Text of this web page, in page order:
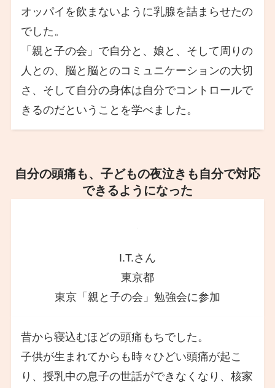
オッパイを飲まないように乳腺を詰まらせたの
でした。
「親と子の会」で自分と、娘と、そして周りの
人との、脳と脳とのコミュニケーションの大切
さ、そして自分の身体は自分でコントロールで
きるのだということを学べました。
自分の頭痛も、子どもの夜泣きも自分で対応
できるようになった
I.T.さん
東京都
東京「親と子の会」勉強会に参加
昔から寝込むほどの頭痛もちでした。
子供が生まれてからも時々ひどい頭痛が起こ
り、授乳中の息子の世話ができなくなり、核家